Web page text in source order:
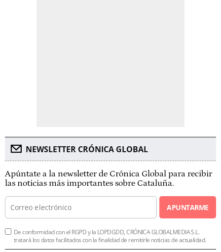
NEWSLETTER CRÓNICA GLOBAL
Apúntate a la newsletter de Crónica Global para recibir
las noticias más importantes sobre Cataluña.
APUNTARME
De conformidad con el RGPD y la LOPDGDD, CRÓNICA GLOBALMEDIA S.L.
tratará los datos facilitados con la finalidad de remitirle noticias de actualidad.